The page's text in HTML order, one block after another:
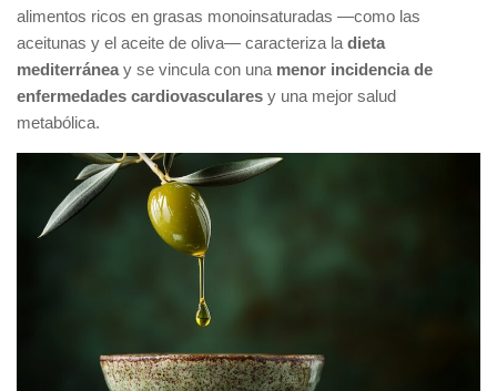
alimentos ricos en grasas monoinsaturadas —como las
aceitunas y el aceite de oliva— caracteriza la dieta
mediterránea y se vincula con una menor incidencia de
enfermedades cardiovasculares y una mejor salud
metabólica.